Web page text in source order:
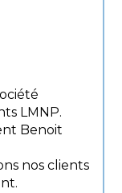
LMNP.
Benoit
nos clients